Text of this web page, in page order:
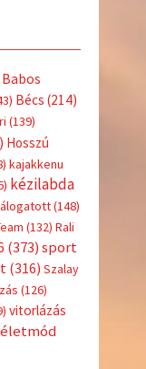
Babos
Bécs (214)
(139)
Hosszú
kajakkenu
kézilabda
(148)
(132) Rali
(373) sport
(316) Szalay
(126)
vitorlázás
életmód